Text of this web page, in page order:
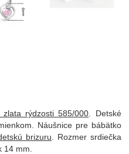
zlata rýdzosti 585/000 . Detské
Náušnice pre bábätko
brizuru . Rozmer srdiečka
14 mm.